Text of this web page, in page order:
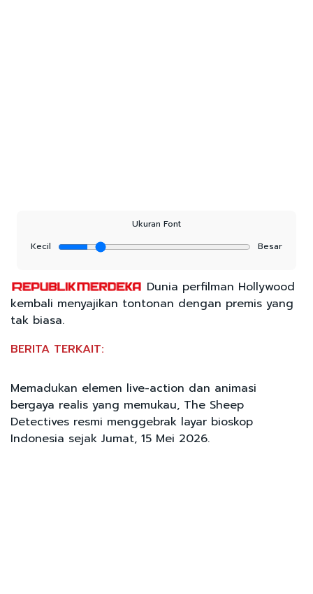
Ukuran Font
Kecil
Besar
Dunia perfilman Hollywood
kembali menyajikan tontonan dengan premis yang
tak biasa.
BERITA TERKAIT:
Memadukan elemen live-action dan animasi
bergaya realis yang memukau, The Sheep
Detectives resmi menggebrak layar bioskop
Indonesia sejak Jumat, 15 Mei 2026.